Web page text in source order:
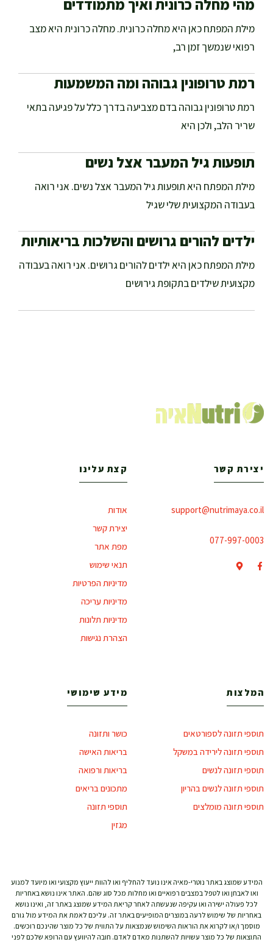
מהי מחלה כרונית ואיך מתמודדים
מילת המפתח כאן היא מחלה כרונית. מחלה כרונית היא מצב
רפואי שנמשך זמן רב,
רמת טרופונין גבוהה ומה המשמעות
רמת טרופונין גבוהה בדם מצביעה בדרך כלל על פגיעה בתאי
שריר הלב, ולכן היא
תופעות גיל המעבר אצל נשים
מילת המפתח היא תופעות גיל המעבר אצל נשים. אני רואה
בעבודה המקצועית שלי שגיל
ילדים להורים גרושים והשלכות בריאותיות
מילת המפתח כאן היא ילדים להורים גרושים. אני רואה בעבודה
מקצועית שילדים בתקופת גירושים
יצירת קשר
support@nutrimaya.co.il
077-997-0003
קצת עלינו
אודות
יצירת קשר
מפת אתר
תנאי שימוש
מדיניות הפרטיות
מדיניות עריכה
מדיניות תלונות
הצהרת נגישות
המלצות
תוספי תזונה לספורטאים
תוספי תזונה לירידה במשקל
תוספי תזונה לנשים
תוספי תזונה לנשים בהריון
תוספי תזונה מומלצים
מידע שימושי
כושר ותזונה
בריאות האישה
בריאות ורפואה
מתכונים בריאים
תוספי תזונה
מגזין
המידע שמוצג באתר נוטרי-מאיה אינו נועד להחליף ואו להוות ייעוץ מקצועי ואו מיועד למנוע
ואו לאבחן ואו לטפל במצבים רפואיים ואו מחלות מכל סוג שהם. האתר אינו נושא באחריות
לכל פעולה ישירה ואו עקיפה שנעשתה לאחר קריאת המידע שמוצג באתר זה, ואינו נושא
באחריות של שימוש לרעה במוצרים המופיעים באתר זה. עליכם לאמת את המידע מול גורם
מוסמך ו/או לקרוא את הוראות השימוש שנמצאות על התווית של כל מוצר שהינכם רוכשים.
התוצאות של כל מוצר עשויות להשתנות מאדם לאדם. חובה להיוועץ עם הרופא שלכם לפני